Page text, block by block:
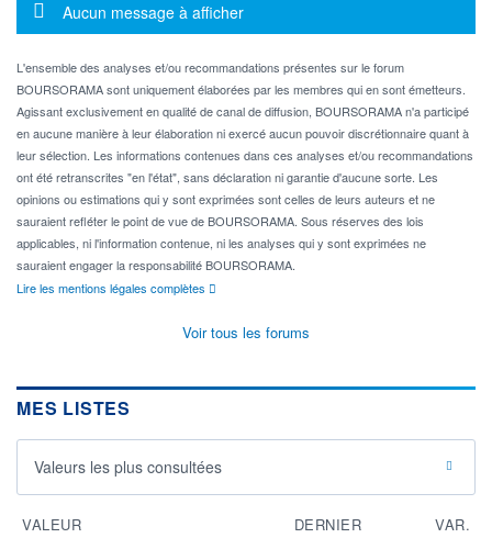
Message d'information
Aucun message à afficher
L'ensemble des analyses et/ou recommandations présentes sur le forum
BOURSORAMA sont uniquement élaborées par les membres qui en sont émetteurs.
Agissant exclusivement en qualité de canal de diffusion, BOURSORAMA n'a participé
en aucune manière à leur élaboration ni exercé aucun pouvoir discrétionnaire quant à
leur sélection. Les informations contenues dans ces analyses et/ou recommandations
ont été retranscrites "en l'état", sans déclaration ni garantie d'aucune sorte. Les
opinions ou estimations qui y sont exprimées sont celles de leurs auteurs et ne
sauraient refléter le point de vue de BOURSORAMA. Sous réserves des lois
applicables, ni l'information contenue, ni les analyses qui y sont exprimées ne
sauraient engager la responsabilité BOURSORAMA.
Lire les mentions légales complètes
Voir tous les forums
MES LISTES
Valeurs les plus consultées
VALEUR DERNIER VAR.